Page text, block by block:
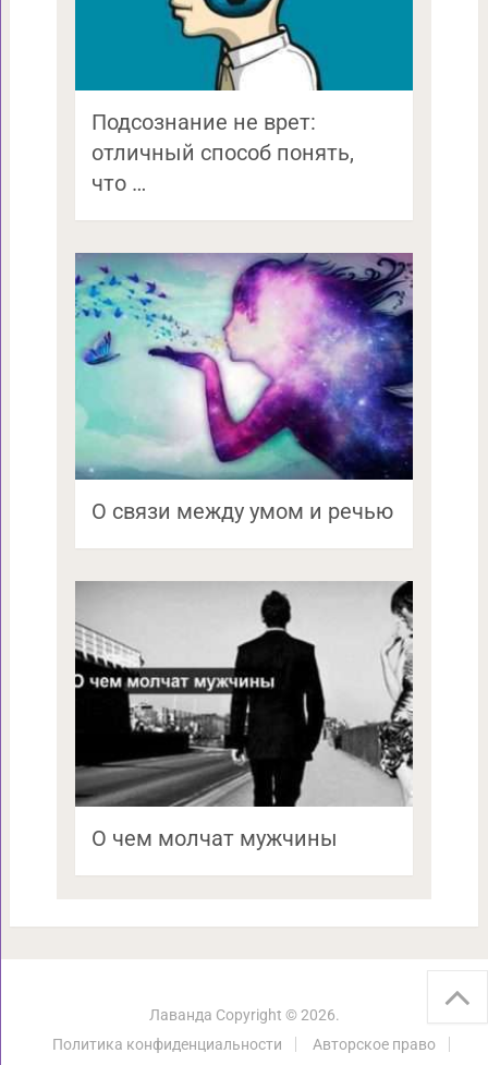
Подсознание не врет:
отличный способ понять,
что …
О связи между умом и речью
О чем молчат мужчины
Лаванда Copyright © 2026.
Политика конфиденциальности
Авторское право